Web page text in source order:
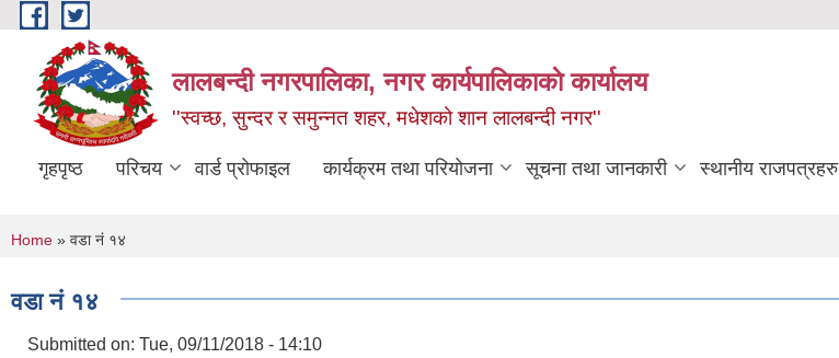
Skip to main content
लालबन्दी नगरपालिका, नगर कार्यपालिकाकाे कार्यालय
''स्वच्छ, सुन्दर र समुन्नत शहर, मधेशको शान लालबन्दी नगर''
गृहपृष्ठ परिचय वार्ड प्रोफाइल कार्यक्रम तथा परियोजना सूचना तथा जानकारी स्थानीय राजपत्रहरु
You are here
Home » वडा नं १४
वडा नं १४
Submitted on: Tue, 09/11/2018 - 14:10